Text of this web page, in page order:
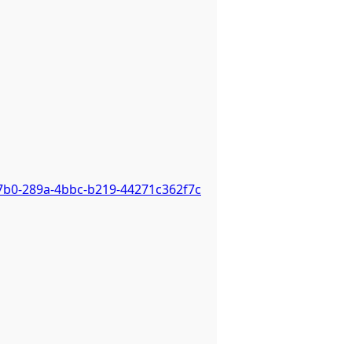
289a-4bbc-b219-44271c362f7c